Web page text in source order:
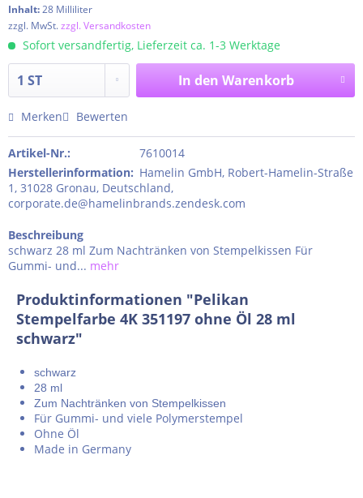
Inhalt:28 Milliliter
zzgl. MwSt.zzgl. Versandkosten
Sofort versandfertig, Lieferzeit ca. 1-3 Werktage
In den Warenkorb
Merken Bewerten
Artikel-Nr.:
7610014
Herstellerinformation: Hamelin GmbH, Robert-Hamelin-Straße
1, 31028 Gronau, Deutschland,
corporate.de@hamelinbrands.zendesk.com
Beschreibung
schwarz 28 ml Zum Nachtränken von Stempelkissen Für
Gummi- und... mehr
Produktinformationen "Pelikan
Stempelfarbe 4K 351197 ohne Öl 28 ml
schwarz"
schwarz
28 ml
Zum Nachtränken von Stempelkissen
Für Gummi- und viele Polymerstempel
Ohne Öl
Made in Germany